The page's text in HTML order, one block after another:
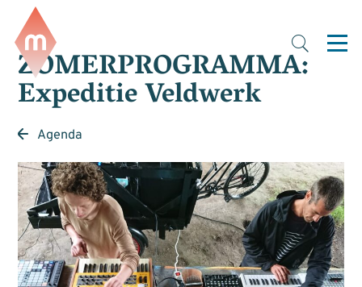
ZOMERPROGRAMMA:
Expeditie Veldwerk
Agenda